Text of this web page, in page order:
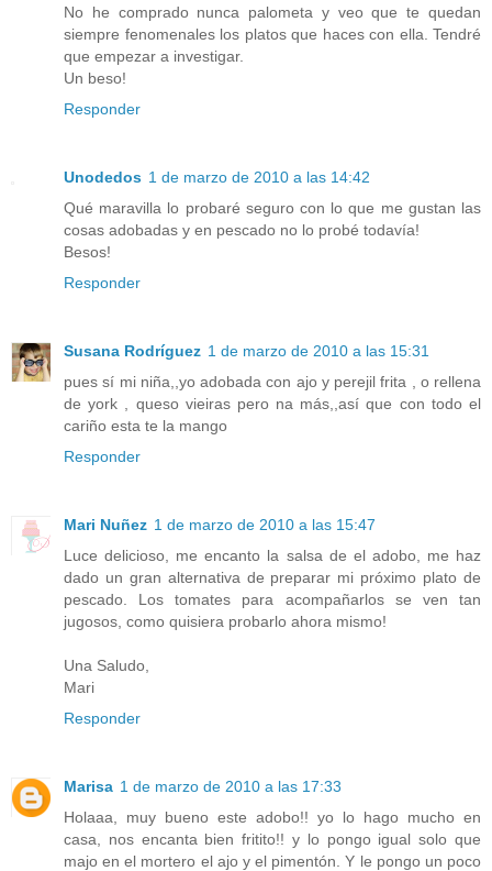
No he comprado nunca palometa y veo que te quedan
siempre fenomenales los platos que haces con ella. Tendré
que empezar a investigar.
Un beso!
Responder
Unodedos 1 de marzo de 2010 a las 14:42
Qué maravilla lo probaré seguro con lo que me gustan las
cosas adobadas y en pescado no lo probé todavía!
Besos!
Responder
Susana Rodríguez 1 de marzo de 2010 a las 15:31
pues sí mi niña,,yo adobada con ajo y perejil frita , o rellena
de york , queso vieiras pero na más,,así que con todo el
cariño esta te la mango
Responder
Mari Nuñez 1 de marzo de 2010 a las 15:47
Luce delicioso, me encanto la salsa de el adobo, me haz
dado un gran alternativa de preparar mi próximo plato de
pescado. Los tomates para acompañarlos se ven tan
jugosos, como quisiera probarlo ahora mismo!
Una Saludo,
Mari
Responder
Marisa 1 de marzo de 2010 a las 17:33
Holaaa, muy bueno este adobo!! yo lo hago mucho en
casa, nos encanta bien fritito!! y lo pongo igual solo que
majo en el mortero el ajo y el pimentón. Y le pongo un poco